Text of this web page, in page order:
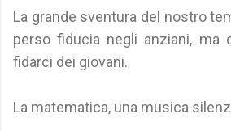
La grande sventura del nostro
perso fiducia negli anziani, ma
fidarci dei giovani.
La matematica, una musica